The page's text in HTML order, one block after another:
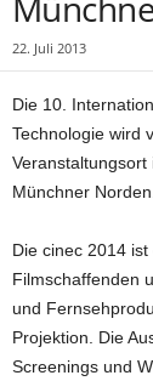
22. Juli 2013
Die 10.
Technologie wird
Veranstaltungsort
Münchner Norden.
Die cinec 2014
Filmschaffenden
und
Projektion. Die
Screenings und